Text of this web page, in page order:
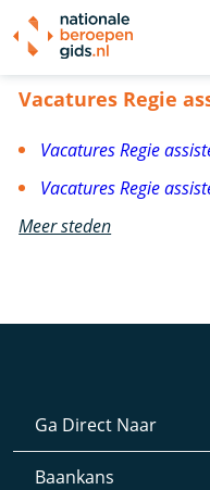
Vacatures Regie
Vacatures Regie
Vacatures Regie
Vacatures Regie
Meer steden
Ga Direct Naar
Baankans